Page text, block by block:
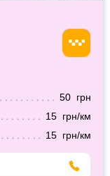
50 грн
15 грн/км
15 грн/км